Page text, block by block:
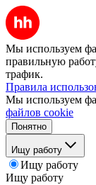
Мы используем
правильную
трафик.
Правила
Мы используем
файлов cookie
Понятно
Ищу работу
Ищу работу
Ищу работу